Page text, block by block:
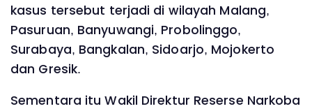
kasus tersebut terjadi di wilayah Malang,
Pasuruan, Banyuwangi, Probolinggo,
Surabaya, Bangkalan, Sidoarjo, Mojokerto
dan Gresik.
Sementara itu Wakil Direktur Reserse Narkoba